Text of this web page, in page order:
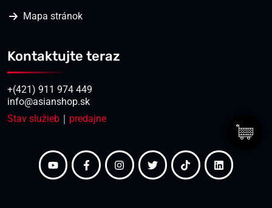
Mapa stránok
Kontaktujte teraz
+(421) 911 974 449
info@asianshop.sk
Stav služieb
predajne